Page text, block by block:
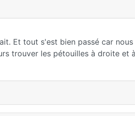
Et tout s'est bien passé car
trouver les pétouilles à droite et